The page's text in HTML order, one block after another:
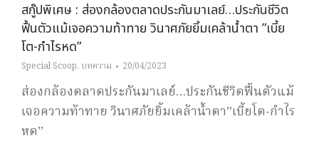
สกู๊ปพิเศษ : ส่องกล้องตลาดประกันมาเลย์…ประกันชีวิต
ฟื้นตัวแม้เจอความท้าทาย วินาศภัยยิ้มเคล้าน้ำตา ”เบี้ย
โต-กำไรหด”
Special Scoop, บทความ 20/04/2023
ส่องกล้องตลาดประกันมาเลย์…ประกันชีวิตฟื้นตัวแม้
เจอความท้าทาย วินาศภัยยิ้มเคล้าน้ำตา”เบี้ยโต-กำไร
หด”